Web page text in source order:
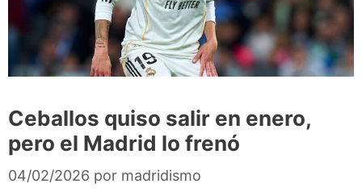
Ceballos quiso salir en enero,
pero el Madrid lo frenó
04/02/2026 por madridismo